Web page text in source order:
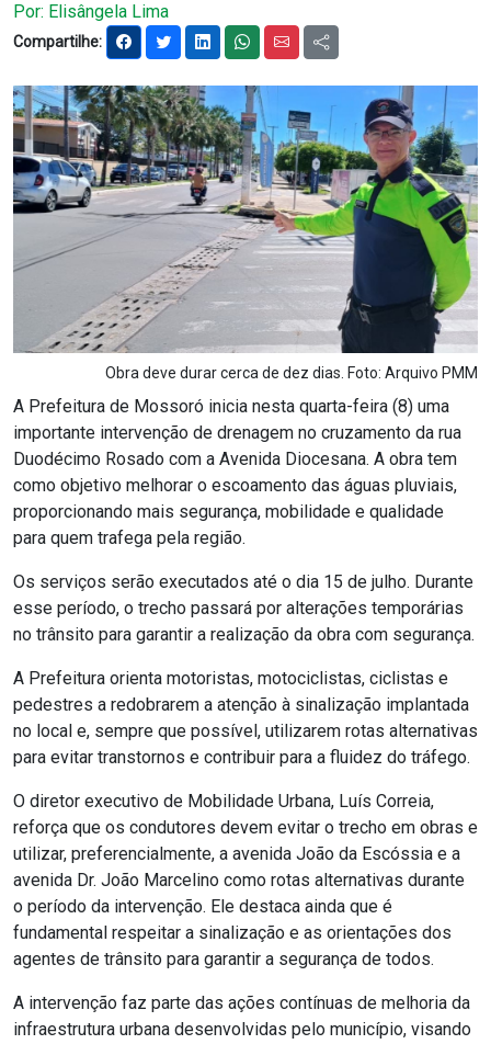
Notícias
Carta de Serviço
PESQUISAR
Por: Elisângela Lima
Compartilhe:
Obra deve durar cerca de dez dias. Foto: Arquivo PMM
A Prefeitura de Mossoró inicia nesta quarta-feira (8) uma
importante intervenção de drenagem no cruzamento da rua
Duodécimo Rosado com a Avenida Diocesana. A obra tem
como objetivo melhorar o escoamento das águas pluviais,
proporcionando mais segurança, mobilidade e qualidade
para quem trafega pela região.
Os serviços serão executados até o dia 15 de julho. Durante
esse período, o trecho passará por alterações temporárias
no trânsito para garantir a realização da obra com segurança.
A Prefeitura orienta motoristas, motociclistas, ciclistas e
pedestres a redobrarem a atenção à sinalização implantada
no local e, sempre que possível, utilizarem rotas alternativas
para evitar transtornos e contribuir para a fluidez do tráfego.
O diretor executivo de Mobilidade Urbana, Luís Correia,
reforça que os condutores devem evitar o trecho em obras e
utilizar, preferencialmente, a avenida João da Escóssia e a
avenida Dr. João Marcelino como rotas alternativas durante
o período da intervenção. Ele destaca ainda que é
fundamental respeitar a sinalização e as orientações dos
agentes de trânsito para garantir a segurança de todos.
A intervenção faz parte das ações contínuas de melhoria da
infraestrutura urbana desenvolvidas pelo município, visando